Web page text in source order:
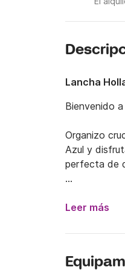
Lancha
Bienvenido
Organizo
Azul y
perfecta de
Nosotros
lugares para
Leer más